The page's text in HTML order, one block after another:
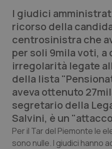
Lettere al direttore
Edizioni Regionali
QS Pro
Professionisti
Abruzzo
Basilicata
QS Pro Gold
Artrite & artrosi
QS Club Newsletter
I giudici
ricorso della
centrosinistra che
per soli 9mila voti, a
irregolarità legate
della lista
aveva ottenuto
segretario della
Salvini, è un
Per il Tar del Piemonte le
sono nulle. I giudici hanno